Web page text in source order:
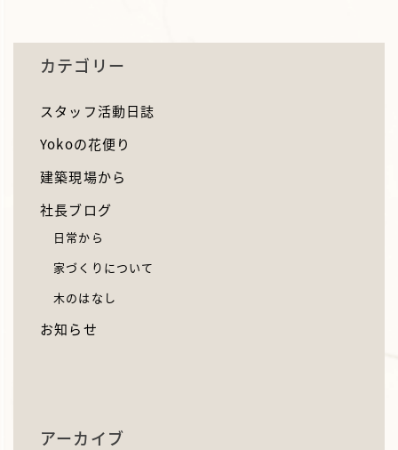
カテゴリー
スタッフ活動日誌
Yokoの花便り
建築現場から
社長ブログ
日常から
家づくりについて
木のはなし
お知らせ
アーカイブ